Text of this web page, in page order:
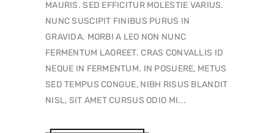
MAURIS. SED EFFICITUR MOLESTIE VARIUS.
NUNC SUSCIPIT FINIBUS PURUS IN
GRAVIDA. MORBI A LEO NON NUNC
FERMENTUM LAOREET. CRAS CONVALLIS ID
NEQUE IN FERMENTUM. IN POSUERE, METUS
SED TEMPUS CONGUE, NIBH RISUS BLANDIT
NISL, SIT AMET CURSUS ODIO MI...